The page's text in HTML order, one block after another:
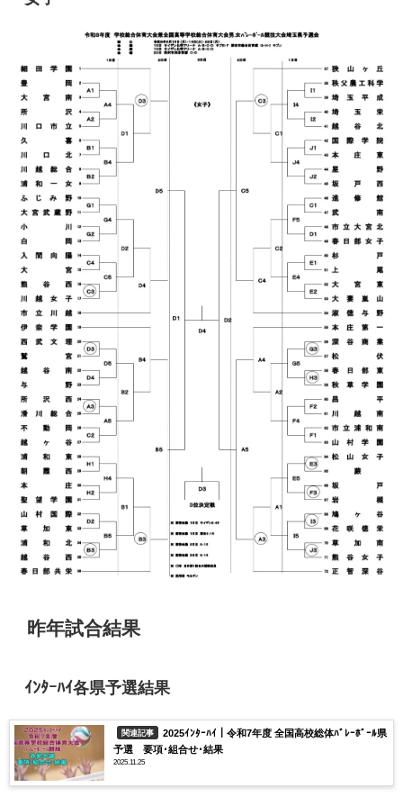
昨年試合結果
ｲﾝﾀｰﾊｲ各県予選結果
関連記事
2025ｲﾝﾀｰﾊｲ｜令和7年度 全国高校総体ﾊﾞﾚｰﾎﾞｰﾙ県
予選 要項･組合せ･結果
2025.11.25